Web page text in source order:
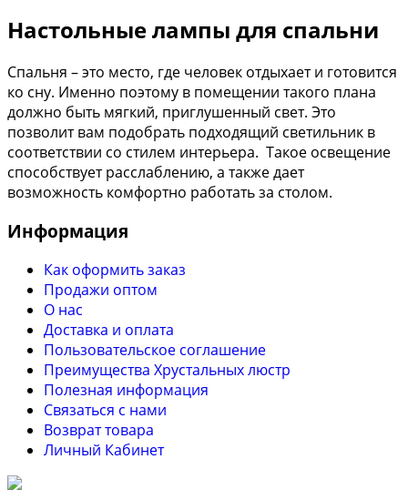
Настольные лампы для спальни
Спальня – это место, где человек отдыхает и готовится
ко сну. Именно поэтому в помещении такого плана
должно быть мягкий, приглушенный свет. Это
позволит вам подобрать подходящий светильник в
соответствии со стилем интерьера. Такое освещение
способствует расслаблению, а также дает
возможность комфортно работать за столом.
Информация
Как оформить заказ
Продажи оптом
О нас
Доставка и оплата
Пользовательское соглашение
Преимущества Хрустальных люстр
Полезная информация
Связаться с нами
Возврат товара
Личный Кабинет